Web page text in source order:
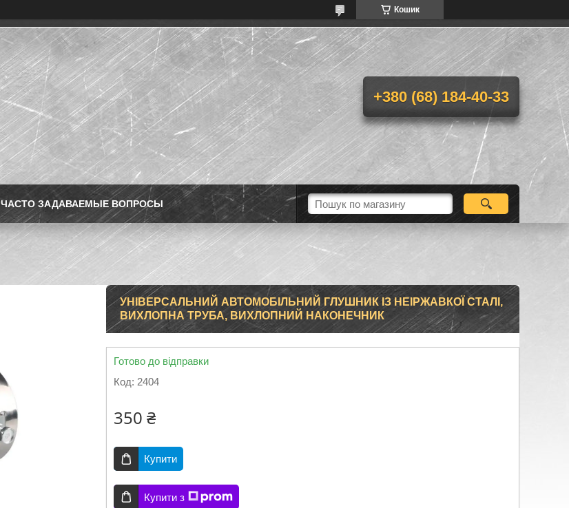
Кошик
+380 (68) 184-40-33
ЧАСТО ЗАДАВАЕМЫЕ ВОПРОСЫ
УНІВЕРСАЛЬНИЙ АВТОМОБІЛЬНИЙ ГЛУШНИК ІЗ НЕІРЖАВКОЇ СТАЛІ,
ВИХЛОПНА ТРУБА, ВИХЛОПНИЙ НАКОНЕЧНИК
Готово до відправки
Код: 2404
350 ₴
Купити
Купити з